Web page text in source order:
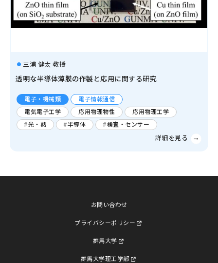
三浦 健太 教授
透明な半導体薄膜の作製と応用に関する研究
電子・機械類
電子情報通信
電気電子工学
応用物理物性
応用物理工学
光・熱
半導体 検査・センサー
お問い合わせ
プライバシーポリシー
群馬大学
群馬大学理工学部